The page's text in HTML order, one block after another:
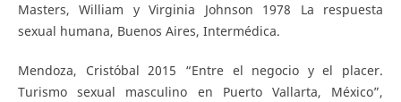
Masters, William y Virginia Johnson 1978 La respuesta
sexual humana, Buenos Aires, Intermédica.
Mendoza, Cristóbal 2015 “Entre el negocio y el placer.
Turismo sexual masculino en Puerto Vallarta, México”,